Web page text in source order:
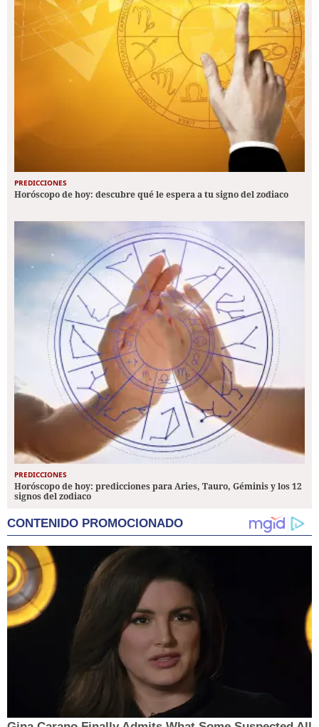
PREDICCIONES
Horóscopo de hoy: descubre qué le espera a tu signo del zodiaco
PREDICCIONES
Horóscopo de hoy: predicciones para Aries, Tauro, Géminis y los 12
signos del zodiaco
CONTENIDO PROMOCIONADO